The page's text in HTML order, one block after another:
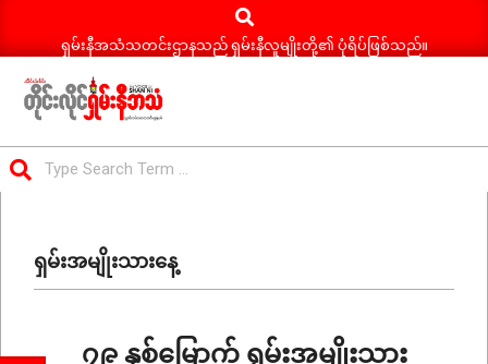
Search
ရှမ်းနီအသံသတင်းဌာနသည် ရှမ်းနီလူမျိုးတို့၏ ပုံရိပ်ဖြစ်သည်။
ရှမ်း
နီ
သတင်း
Menuရှမ်းအမျိုးသားနေ့
၇၉ နှစ်မြောက် ရှမ်းအမျိုးသား